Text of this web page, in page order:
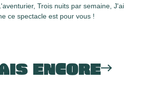
Trois nuits par semaine, J'ai
ce spectacle est pour vous !
ENCORE